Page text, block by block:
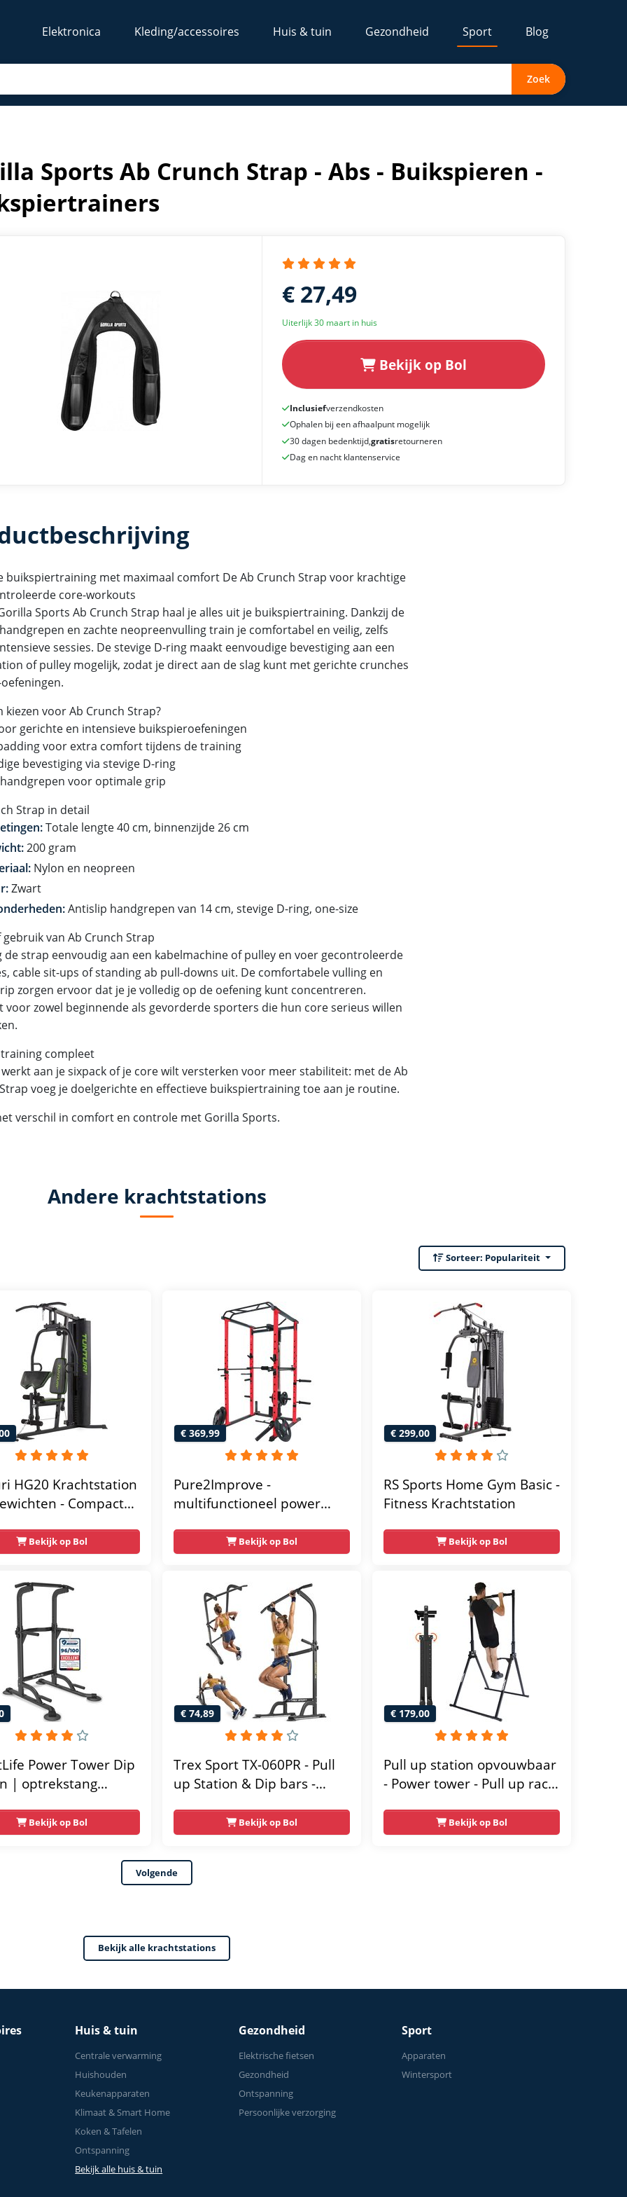
Elektronica Kleding/accessoires Huis & tuin Gezondheid Sport Blog
Zoek
- Buikspiertrainers
Sports Ab Crunch Strap - Abs - Buikspieren -
€ 27,49
Uiterlijk 30 maart in huis
Bekijk op Bol
Inclusiefverzendkosten
Ophalen bij een afhaalpunt mogelijk
30 dagen bedenktijd,gratisretourneren
Dag en nacht klantenservice
buikspiertraining met maximaal comfort De Ab Crunch Strap voor krachtige
core-workouts
Sports Ab Crunch Strap haal je alles uit je buikspiertraining. Dankzij de
en zachte neopreenvulling train je comfortabel en veilig, zelfs
sessies. De stevige D-ring maakt eenvoudige bevestiging aan een
of pulley mogelijk, zodat je direct aan de slag kunt met gerichte crunches
kiezen voor Ab Crunch Strap?
gerichte en intensieve buikspieroefeningen
voor extra comfort tijdens de training
bevestiging via stevige D-ring
voor optimale grip
Strap in detail
Totale lengte 40 cm, binnenzijde 26 cm
200 gram
Nylon en neopreen
Zwart
Antislip handgrepen van 14 cm, stevige D-ring, one-size
gebruik van Ab Crunch Strap
de strap eenvoudig aan een kabelmachine of pulley en voer gecontroleerde
cable sit-ups of standing ab pull-downs uit. De comfortabele vulling en
zorgen ervoor dat je je volledig op de oefening kunt concentreren.
voor zowel beginnende als gevorderde sporters die hun core serieus willen
training compleet
aan je sixpack of je core wilt versterken voor meer stabiliteit: met de Ab
voeg je doelgerichte en effectieve buikspiertraining toe aan je routine.
verschil in comfort en controle met Gorilla Sports.
Andere krachtstations
Sorteer: Populariteit
HG20 Krachtstation
- Compacte
krachtstation voor
Compact en
- Incl.
fitness app
Bekijk op Bol
€ 369,99
Pure2Improve -
multifunctioneel power
gym - 215x111x142
Bekijk op Bol
€ 299,00
RS Sports Home Gym Basic -
Fitness Krachtstation
Bekijk op Bol
Power Tower Dip
| optrekstang
| krachtstation
| fitnessstation
krachttraining voor
Bekijk op Bol
€ 74,89
Trex Sport TX-060PR - Pull
up Station & Dip bars -
Multifunctioneel - Power
Tower Fitness Station -
Home Gym - Thuis Sporten
Verstelbaar - Geschikt voor
Bekijk op Bol
€ 179,00
Pull up station opvouwbaar
- Power tower - Pull up rack
Bekijk op Bol
Volgende
Bekijk alle krachtstations
Huis & tuin
Centrale verwarming
Huishouden
Keukenapparaten
Klimaat & Smart Home
Koken & Tafelen
Ontspanning
Bekijk alle huis & tuin
Gezondheid
Elektrische fietsen
Gezondheid
Ontspanning
Persoonlijke verzorging
Sport
Apparaten
Wintersport